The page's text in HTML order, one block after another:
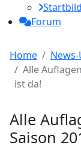
Forum
Home
Alle
ist da!
Alle
Saison